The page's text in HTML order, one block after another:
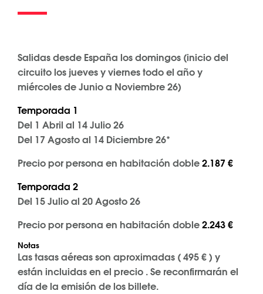
Salidas desde España los domingos (inicio del
circuito los jueves y viernes todo el año y
miércoles de Junio a Noviembre 26)
Temporada 1
Del 1 Abril al 14 Julio 26
Del 17 Agosto al 14 Diciembre 26*
Precio por persona en habitación doble2.187 €
Temporada 2
Del 15 Julio al 20 Agosto 26
Precio por persona en habitación doble2.243 €
Notas
Las tasas aéreas son aproximadas ( 495 € ) y
están incluidas en el precio . Se reconfirmarán el
día de la emisión de los billete.